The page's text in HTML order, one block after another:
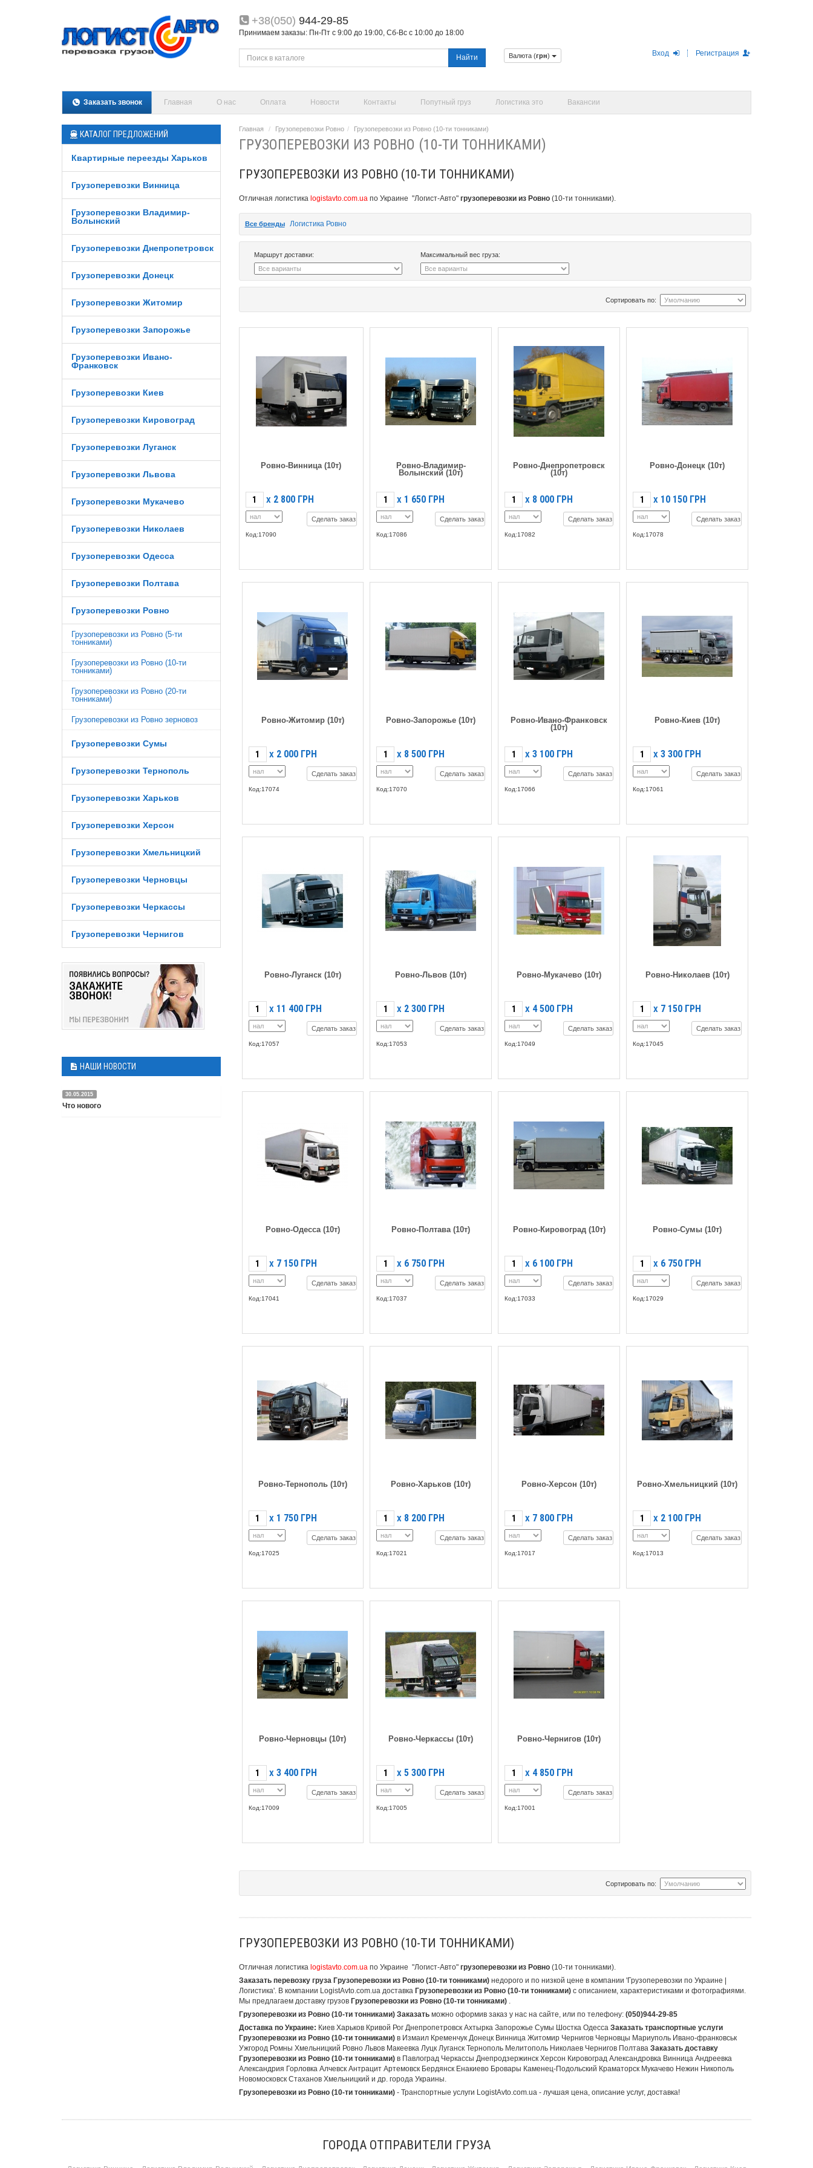
+38(050) 944-29-85
Принимаем заказы: Пн-Пт с 9:00 до 19:00, Сб-Вс с 10:00 до 18:00
Найти Вход Регистрация
Валюта (грн)
Заказать звонок Главная О нас Оплата Новости Контакты Попутный груз Логистика это Вакансии
КАТАЛОГ ПРЕДЛОЖЕНИЙ
Квартирные переезды Харьков
Грузоперевозки Винница
Грузоперевозки Владимир-
Волынский
Грузоперевозки Днепропетровск
Грузоперевозки Донецк
Грузоперевозки Житомир
Грузоперевозки Запорожье
Грузоперевозки Ивано-
Франковск
Грузоперевозки Киев
Грузоперевозки Кировоград
Грузоперевозки Луганск
Грузоперевозки Львова
Грузоперевозки Мукачево
Грузоперевозки Николаев
Грузоперевозки Одесса
Грузоперевозки Полтава
Грузоперевозки Ровно
Грузоперевозки из Ровно (5-ти
тонниками)
Грузоперевозки из Ровно (10-ти
тонниками)
Грузоперевозки из Ровно (20-ти
тонниками)
Грузоперевозки из Ровно зерновоз
Грузоперевозки Сумы
Грузоперевозки Тернополь
Грузоперевозки Харьков
Грузоперевозки Херсон
Грузоперевозки Хмельницкий
Грузоперевозки Черновцы
Грузоперевозки Черкассы
Грузоперевозки Чернигов
НАШИ НОВОСТИ
30.05.2015
Что нового
Главная Грузоперевозки Ровно Грузоперевозки из Ровно (10-ти тонниками)
ГРУЗОПЕРЕВОЗКИ ИЗ РОВНО (10-ТИ ТОННИКАМИ)
ГРУЗОПЕРЕВОЗКИ ИЗ РОВНО (10-ТИ ТОННИКАМИ)
Отличная логистика logistavto.com.uaпо Украине "Логист-Авто" грузоперевозки из Ровно(10-ти тонниками).
Все бренды Логистика Ровно
Маршрут доставки: Максимальный вес груза:
Сортировать по:
Ровно-Винница (10т)
X 2 800 ГРН
Сделать заказ
Код:17090
Ровно-Владимир-
Волынский (10т)
X 1 650 ГРН
Сделать заказ
Код:17086
Ровно-Днепропетровск
(10т)
X 8 000 ГРН
Сделать заказ
Код:17082
Ровно-Донецк (10т)
X 10 150 ГРН
Сделать заказ
Код:17078
Ровно-Житомир (10т)
X 2 000 ГРН
Сделать заказ
Код:17074
Ровно-Запорожье (10т)
X 8 500 ГРН
Сделать заказ
Код:17070
Ровно-Ивано-Франковск
(10т)
X 3 100 ГРН
Сделать заказ
Код:17066
Ровно-Киев (10т)
X 3 300 ГРН
Сделать заказ
Код:17061
Ровно-Луганск (10т)
X 11 400 ГРН
Сделать заказ
Код:17057
Ровно-Львов (10т)
X 2 300 ГРН
Сделать заказ
Код:17053
Ровно-Мукачево (10т)
X 4 500 ГРН
Сделать заказ
Код:17049
Ровно-Николаев (10т)
X 7 150 ГРН
Сделать заказ
Код:17045
Ровно-Одесса (10т)
X 7 150 ГРН
Сделать заказ
Код:17041
Ровно-Полтава (10т)
X 6 750 ГРН
Сделать заказ
Код:17037
Ровно-Кировоград (10т)
X 6 100 ГРН
Сделать заказ
Код:17033
Ровно-Сумы (10т)
X 6 750 ГРН
Сделать заказ
Код:17029
Ровно-Тернополь (10т)
X 1 750 ГРН
Сделать заказ
Код:17025
Ровно-Харьков (10т)
X 8 200 ГРН
Сделать заказ
Код:17021
Ровно-Херсон (10т)
X 7 800 ГРН
Сделать заказ
Код:17017
Ровно-Хмельницкий (10т)
X 2 100 ГРН
Сделать заказ
Код:17013
Ровно-Черновцы (10т)
X 3 400 ГРН
Сделать заказ
Код:17009
Ровно-Черкассы (10т)
X 5 300 ГРН
Сделать заказ
Код:17005
Ровно-Чернигов (10т)
X 4 850 ГРН
Сделать заказ
Код:17001
Сортировать по:
ГРУЗОПЕРЕВОЗКИ ИЗ РОВНО (10-ТИ ТОННИКАМИ)
Отличная логистика logistavto.com.uaпо Украине "Логист-Авто" грузоперевозки из Ровно(10-ти тонниками).
Заказать перевозку груза Грузоперевозки из Ровно (10-ти тонниками) недорого и по низкой цене в компании 'Грузоперевозки по Украине |
Логистика'. В компании LogistAvto.com.ua доставка Грузоперевозки из Ровно (10-ти тонниками) с описанием, характеристиками и фотографиями.
Мы предлагаем доставку грузов Грузоперевозки из Ровно (10-ти тонниками) .
Грузоперевозки из Ровно (10-ти тонниками) Заказатьможно оформив заказ у нас на сайте, или по телефону: (050)944-29-85
Доставка по Украине: Киев Харьков Кривой Рог Днепропетровск Ахтырка Запорожье Сумы Шостка Одесса Заказать транспортные услуги
Грузоперевозки из Ровно (10-ти тонниками)в Измаил Кременчук Донецк Винница Житомир Чернигов Черновцы Мариуполь Ивано-франковськ
Ужгород Ромны Хмельницкий Ровно Львов Макеевка Луцк Луганск Тернополь Мелитополь Николаев Чернигов Полтава Заказать доставку
Грузоперевозки из Ровно (10-ти тонниками) в Павлоград Черкассы Днепродзержинск Херсон Кировоград Александровка Винница Андреевка
Александрия Горловка Алчевск Антрацит Артемовск Бердянск Енакиево Бровары Каменец-Подольский Краматорск Мукачево Нежин Никополь
Новомосковск Стаханов Хмельницкий и др. города Украины.
Грузоперевозки из Ровно (10-ти тонниками)- Транспортные услуги LogistAvto.com.ua - лучшая цена, описание услуг, доставка!
ГОРОДА ОТПРАВИТЕЛИ ГРУЗА